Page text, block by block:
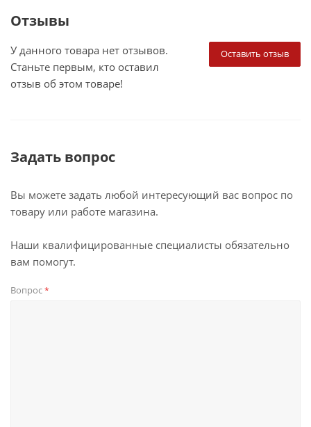
Отзывы
Оставить отзыв
У данного товара нет отзывов.
Станьте первым, кто оставил
отзыв об этом товаре!
Задать вопрос
Вы можете задать любой интересующий вас вопрос по
товару или работе магазина.
Наши квалифицированные специалисты обязательно
вам помогут.
Вопрос*